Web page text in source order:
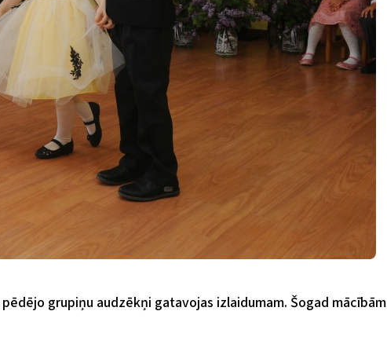
grupiņu audzēkņi gatavojas izlaidumam. Šogad mācībām